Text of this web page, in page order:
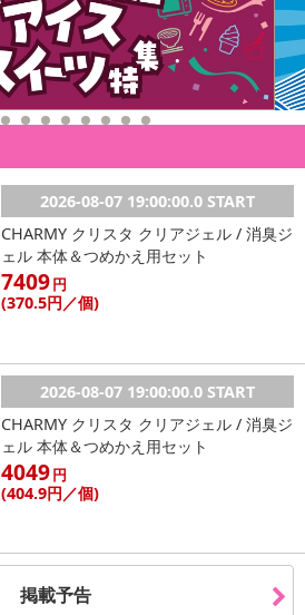
2026-08-07 19:00:00.0 START
CHARMY クリスタ クリアジェル / 消臭ジ
ェル 本体＆つめかえ用セット
7409円
(370.5円 ／個)
2026-08-07 19:00:00.0 START
CHARMY クリスタ クリアジェル / 消臭ジ
ェル 本体＆つめかえ用セット
4049円
(404.9円 ／個)
掲載予告